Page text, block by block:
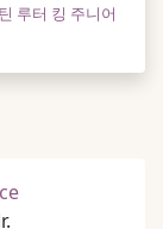
루터 킹 주니어